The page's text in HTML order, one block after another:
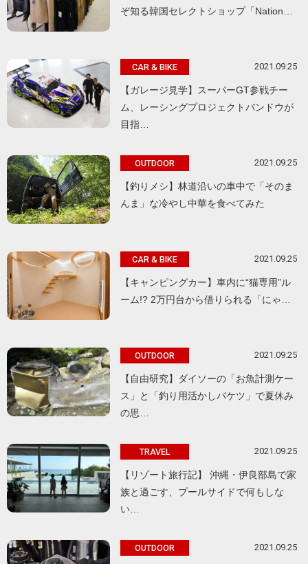
ぞ知る韓国セレクトショップ「Nation…
CAR & BIKE 2021.09.25
【ガレージ見学】スーパーGT参戦チー
ム、レーシングプロジェクトバンドウが
目指…
OUTDOOR 2021.09.25
【釣りメシ】林道沿いの車中で「そのま
んま」な冷やし中華を食べてみた
CAR & BIKE 2021.09.25
【キャンピングカー】車内に“猫専用”ル
ーム!? 2万円台から借りられる「にゃ…
OUTDOOR 2021.09.25
【自由研究】ダイソーの「お魚計測ケー
ス」と「釣り用活かしバケツ」で夏休み
の思…
TRAVEL 2021.09.25
【リゾート旅行記】 沖縄・伊良部島で家
族と過ごす、プールサイドで何もしな
い…
OUTDOOR 2021.09.25